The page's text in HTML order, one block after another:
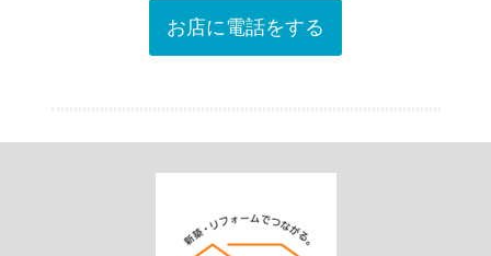
お店に電話をする